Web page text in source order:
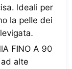
Ideali per
la pelle dei
FINO A 90
alte